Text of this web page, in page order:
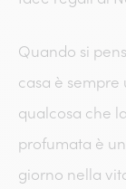
Quando si
casa è
qualcosa che
profumata è
giorno nella